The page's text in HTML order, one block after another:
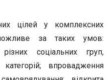
цілей у комплексних
за таких умов:
різних соціальних груп,
категорій; впровадження